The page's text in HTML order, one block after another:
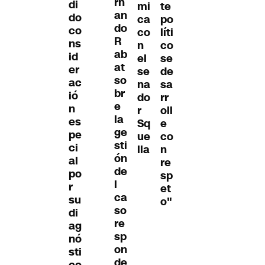
di
do
co
ns
id
er
ac
ió
n
es
pe
ci
al
po
r
su
di
ag
nó
sti
an
do
R
ab
at
so
br
e
la
ge
sti
ón
de
l
ca
so
re
sp
on
mi
ca
co
n
el
se
na
do
r
Sq
ue
lla
te
po
líti
co
se
de
sa
rr
oll
e
co
n
re
sp
et
o"